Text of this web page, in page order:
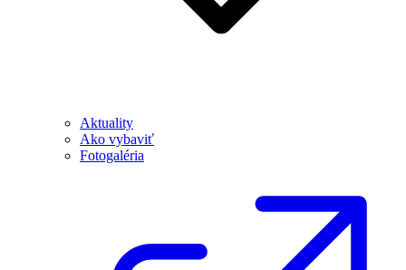
Aktuality
Ako vybaviť
Fotogaléria